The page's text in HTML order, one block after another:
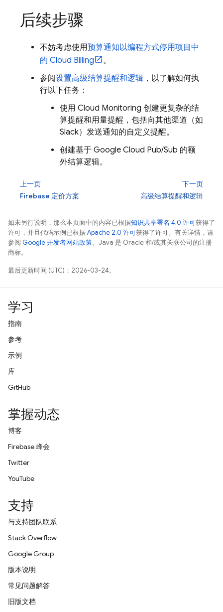
后续步骤
不妨考虑使用预算通知以编程方式停用项目中
的 Cloud Billing
。
参阅设置高级结算提醒和逻辑 ，以了解如何执
行以下任务：
使用 Cloud Monitoring 创建更复杂的结
算提醒和用量提醒，包括向其他渠道（如
Slack）发送通知的自定义提醒。
创建基于 Google Cloud Pub/Sub 的额
外结算逻辑。
上一页
Firebase 定价方案
下一页
高级结算提醒和逻辑
如未另行说明，那么本页面中的内容已根据知识共享署名 4.0 许可获得了
许可，并且代码示例已根据Apache 2.0 许可获得了许可。有关详情，请
参阅 Google 开发者网站政策。Java 是 Oracle 和/或其关联公司的注册
商标。
最后更新时间 (UTC)：2026-03-24。
学习
指南
参考
示例
库
GitHub
掌握动态
博客
Firebase 峰会
Twitter
YouTube
支持
与支持团队联系
Stack Overflow
Google Group
版本说明
常见问题解答
旧版文档